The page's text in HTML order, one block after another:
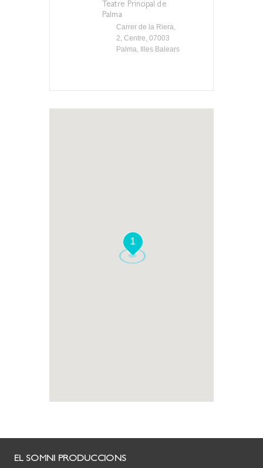
Teatre Principal de
Palma
Carrer de la Riera,
2, Centre, 07003
Palma, Illes Balears
1
EL SOMNI PRODUCCIONS